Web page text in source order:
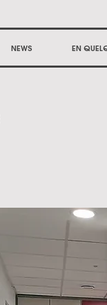
NEWS EN